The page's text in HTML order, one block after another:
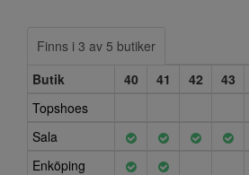
Finns i 3 av 5 butiker
Butik
40 41 42 43
Topshoes
Sala
Enköping